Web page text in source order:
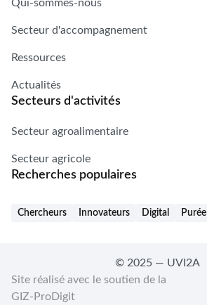
Qui-sommes-nous
Secteur d'accompagnement
Ressources
Actualités
Secteurs d'activités
Secteur agroalimentaire
Secteur agricole
Recherches populaires
Chercheurs Innovateurs Digital Purée
© 2025 — UVI2A
Site réalisé avec le soutien de la
GIZ-ProDigit